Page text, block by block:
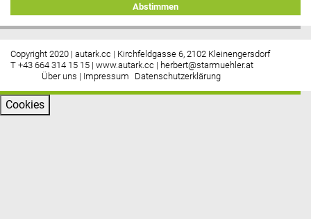
Abstimmen
Copyright 2020 | autark.cc | Kirchfeldgasse 6, 2102 Kleinengersdorf
T +43 664 314 15 15 | www.autark.cc | herbert@starmuehler.at
Über uns | Impressum Datenschutzerklärung
Cookies